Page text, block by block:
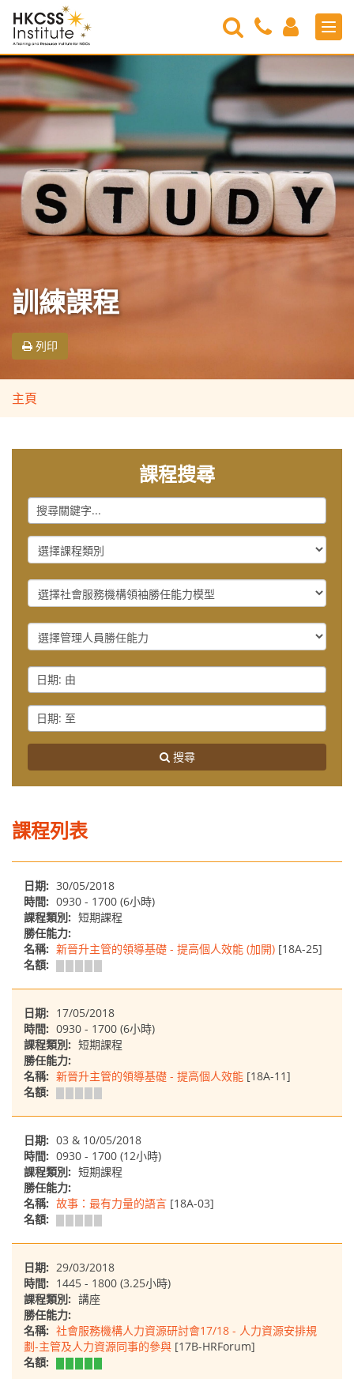
HKCSS
Institute
Search
Contact
Us
Login
訓練課程
列印
主頁
課程搜尋
Keyword
Course
Category
社
會
服
務
構
領
袖
勝
任
管
理
人
員
任
能
Date
:
From
Date
:
To
搜尋
課程列表
日期: 30/05/2018
時間: 0930 - 1700 (6小時)
課程類別: 短期課程
勝任能力:
名稱: 新晉升主管的領導基礎 - 提高個人效能 (加開) [18A-25]
名額:
日期: 17/05/2018
時間: 0930 - 1700 (6小時)
課程類別: 短期課程
勝任能力:
名稱: 新晉升主管的領導基礎 - 提高個人效能 [18A-11]
名額:
日期: 03 & 10/05/2018
時間: 0930 - 1700 (12小時)
課程類別: 短期課程
勝任能力:
名稱: 故事：最有力量的語言 [18A-03]
名額:
日期: 29/03/2018
時間: 1445 - 1800 (3.25小時)
課程類別: 講座
勝任能力:
名稱: 社會服務機構人力資源研討會17/18 - 人力資源安排規
劃-主管及人力資源同事的參與 [17B-HRForum]
名額: